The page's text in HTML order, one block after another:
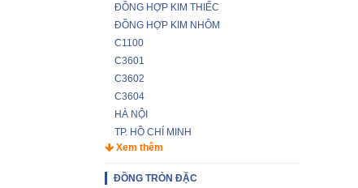
ĐỒNG HỢP KIM THIẾC
ĐỒNG HỢP KIM NHÔM
C1100
C3601
C3602
C3604
HÀ NỘI
TP. HỒ CHÍ MINH
Xem thêm
ĐỒNG TRÒN ĐẶC